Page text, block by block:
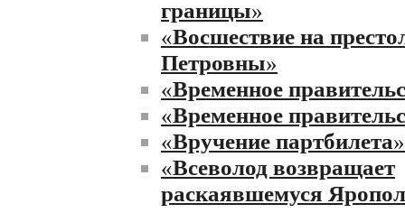
границы»
«Восшествие на
Петровны»
«Временное
«Временное
«Вручение партбилета»
«Всеволод возвращает
раскаявшемуся